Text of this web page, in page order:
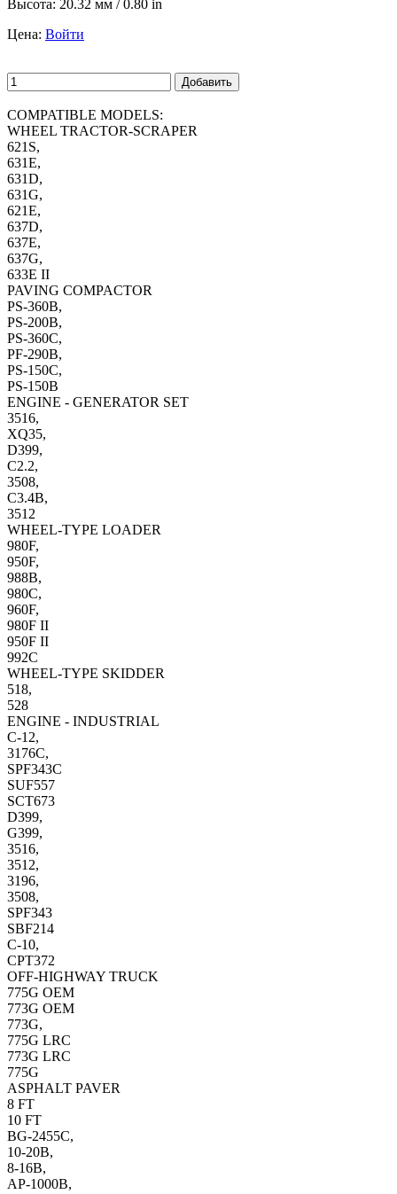
Высота: 20.32 мм / 0.80 in
Цена: Войти
Добавить
COMPATIBLE MODELS:
WHEEL TRACTOR-SCRAPER
621S,
631E,
631D,
631G,
621E,
637D,
637E,
637G,
633E II
PAVING COMPACTOR
PS-360B,
PS-200B,
PS-360C,
PF-290B,
PS-150C,
PS-150B
ENGINE - GENERATOR SET
3516,
XQ35,
D399,
C2.2,
3508,
C3.4B,
3512
WHEEL-TYPE LOADER
980F,
950F,
988B,
980C,
960F,
980F II
950F II
992C
WHEEL-TYPE SKIDDER
518,
528
ENGINE - INDUSTRIAL
C-12,
3176C,
SPF343C
SUF557
SCT673
D399,
G399,
3516,
3512,
3196,
3508,
SPF343
SBF214
C-10,
CPT372
OFF-HIGHWAY TRUCK
775G OEM
773G OEM
773G,
775G LRC
773G LRC
775G
ASPHALT PAVER
8 FT
10 FT
BG-2455C,
10-20B,
8-16B,
AP-1000B,